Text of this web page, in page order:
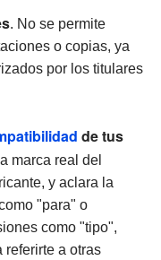
. No se permite
o copias, ya
por los titulares
de tus
marca real del
y aclara la
"para" o
como "tipo",
a otras